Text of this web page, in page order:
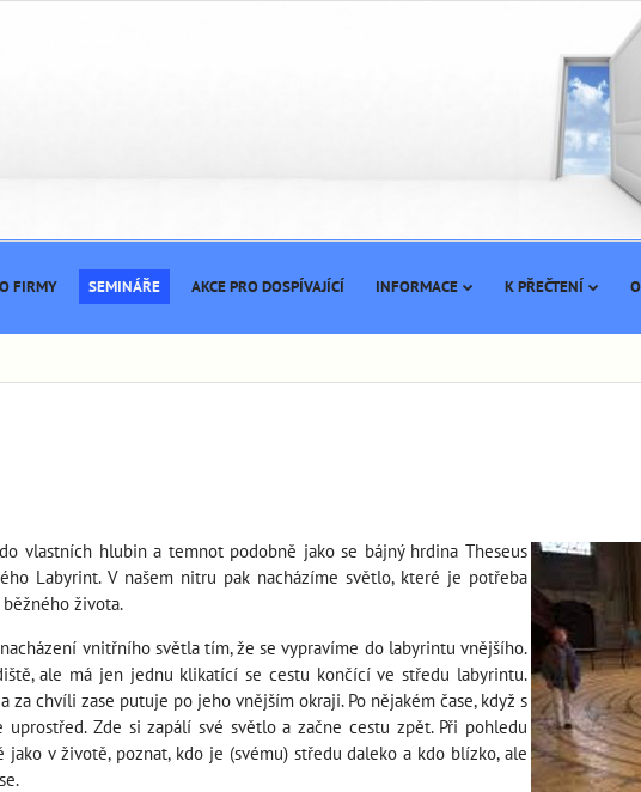
FIRMY SEMINÁŘE AKCE PRO DOSPÍVAJÍCÍ INFORMACE K PŘEČTENÍ
vlastních hlubin a temnot podobně jako se bájný hrdina Theseus
Labyrint. V našem nitru pak nacházíme světlo, které je potřeba
života.
vnitřního světla tím, že se vypravíme do labyrintu vnějšího.
ale má jen jednu klikatící se cestu končící ve středu labyrintu.
chvíli zase putuje po jeho vnějším okraji. Po nějakém čase, když s
Zde si zapálí své světlo a začne cestu zpět. Při pohledu
v životě, poznat, kdo je (svému) středu daleko a kdo blízko, ale